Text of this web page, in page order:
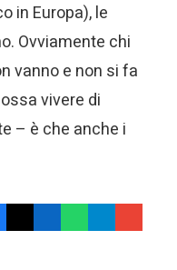
in Europa), le
Ovviamente chi
vanno e non si fa
vivere di
– è che anche i